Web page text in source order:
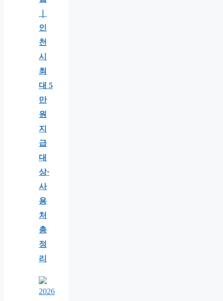
인
천
시
최
대 5
만
원
지
급
대
상·
사
용
처
총
정
리